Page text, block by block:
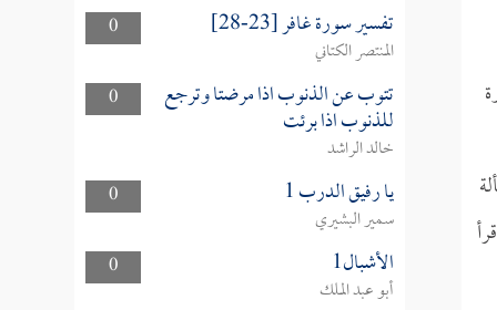
0
تفسير سورة غافر [23-28]
المنتصر الكتاني
0
تتوب عن الذنوب اذا مرضتا وترجع
للذنوب اذا برئت
خالد الراشد
0
يا رفيق الدرب 1
سمير البشيري
0
الأشبال1
أبو عبد الملك